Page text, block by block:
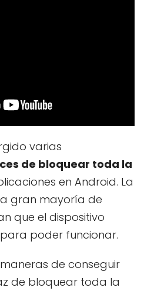
varias
de bloquear toda la
en Android. La
gran mayoría de
que el dispositivo
poder funcionar.
de conseguir
de bloquear toda la